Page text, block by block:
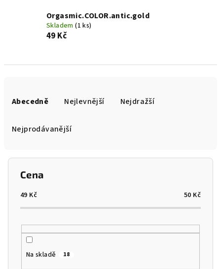
Orgasmic.COLOR.antic.gold
Skladem(1 ks)
49 Kč
Abecedně Nejlevnější Nejdražší
Nejprodávanější
Cena
49 Kč 50 Kč
Na skladě 18